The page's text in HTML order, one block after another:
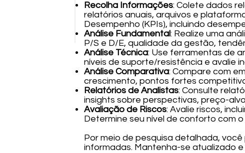
Recolha Informações: Colete dados
relatórios anuais, arquivos e
Desempenho (KPIs), incluindo
Análise Fundamental: Realize uma
P/S e D/E, qualidade da gestão,
Análise Técnica: Use ferramentas de
níveis de suporte/resistência e avalie
Análise Comparativa: Compare com
crescimento, pontos fortes
Relatórios de Analistas: Consulte
insights sobre perspectivas, preço-
Avaliação de Riscos: Avalie riscos,
Determine seu nível de conforto com o
Por meio de pesquisa detalhada,
informadas. Mantenha-se atualizado